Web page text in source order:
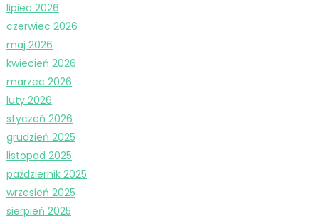
lipiec 2026
czerwiec 2026
maj 2026
kwiecień 2026
marzec 2026
luty 2026
styczeń 2026
grudzień 2025
listopad 2025
październik 2025
wrzesień 2025
sierpień 2025